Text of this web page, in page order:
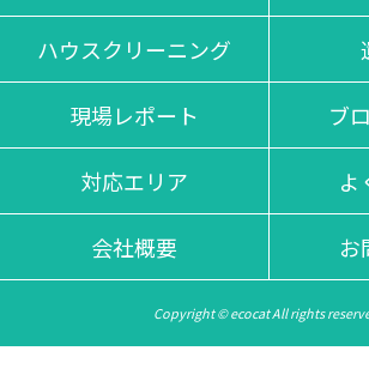
ハウスクリーニング
現場レポート ブ
対応エリア よ
会社概要 お
Copyright © ecocat All rights